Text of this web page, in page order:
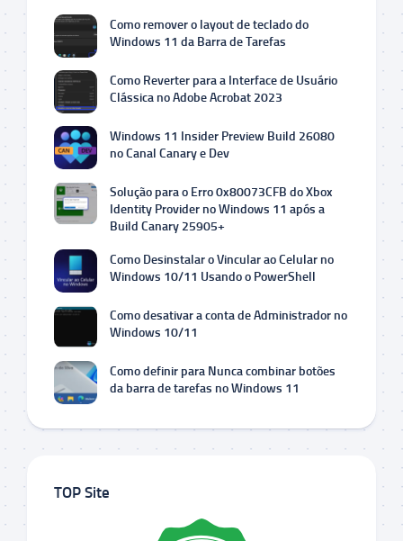
Como remover o layout de teclado do
Windows 11 da Barra de Tarefas
Como Reverter para a Interface de Usuário
Clássica no Adobe Acrobat 2023
Windows 11 Insider Preview Build 26080
no Canal Canary e Dev
Solução para o Erro 0x80073CFB do Xbox
Identity Provider no Windows 11 após a
Build Canary 25905+
Como Desinstalar o Vincular ao Celular no
Windows 10/11 Usando o PowerShell
Como desativar a conta de Administrador no
Windows 10/11
Como definir para Nunca combinar botões
da barra de tarefas no Windows 11
TOP Site